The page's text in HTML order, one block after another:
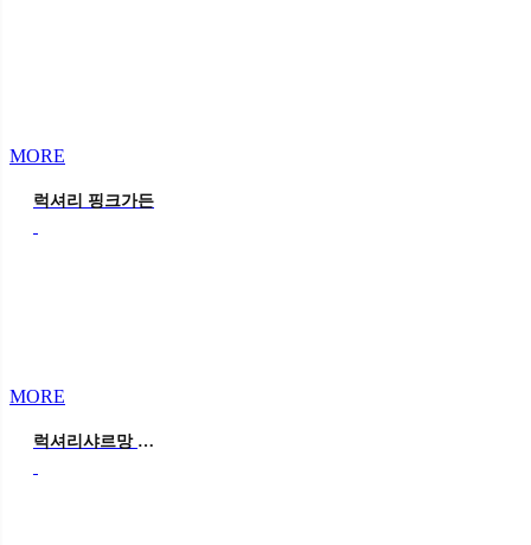
MORE
럭셔리 핑크가든
MORE
럭셔리샤르망 옐로우